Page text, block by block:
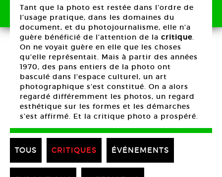
Tant que la photo est restée dans l’ordre de
l’usage pratique, dans les domaines du
document, et du photojournalisme, elle n’a
guère bénéficié de l’attention de la critique.
On ne voyait guère en elle que les choses
qu’elle représentait. Mais à partir des années
1970, des pans entiers de la photo ont
basculé dans l’espace culturel, un art
photographique s’est constitué. On a alors
regardé différemment les photos, un regard
esthétique sur les formes et les démarches
s’est affirmé. Et la critique photo a prospéré.
TOUS CRITIQUES ÉVÉNEMENTS